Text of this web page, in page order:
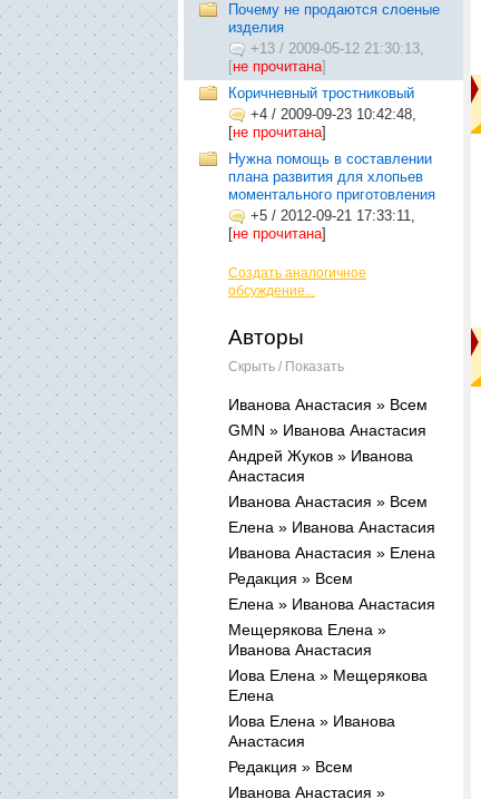
Почему не продаются слоеные
изделия
+13 / 2009-05-12 21:30:13,
[не прочитана]
Коричневный тростниковый
+4 / 2009-09-23 10:42:48,
[не прочитана]
Нужна помощь в составлении
плана развития для хлопьев
моментального приготовления
+5 / 2012-09-21 17:33:11,
[не прочитана]
Создать аналогичное
обсуждение...
Авторы
Скрыть / Показать
Иванова Анастасия » Всем
GMN » Иванова Анастасия
Андрей Жуков » Иванова
Анастасия
Иванова Анастасия » Всем
Елена » Иванова Анастасия
Иванова Анастасия » Елена
Редакция » Всем
Елена » Иванова Анастасия
Мещерякова Елена »
Иванова Анастасия
Иова Елена » Мещерякова
Елена
Иова Елена » Иванова
Анастасия
Редакция » Всем
Иванова Анастасия »